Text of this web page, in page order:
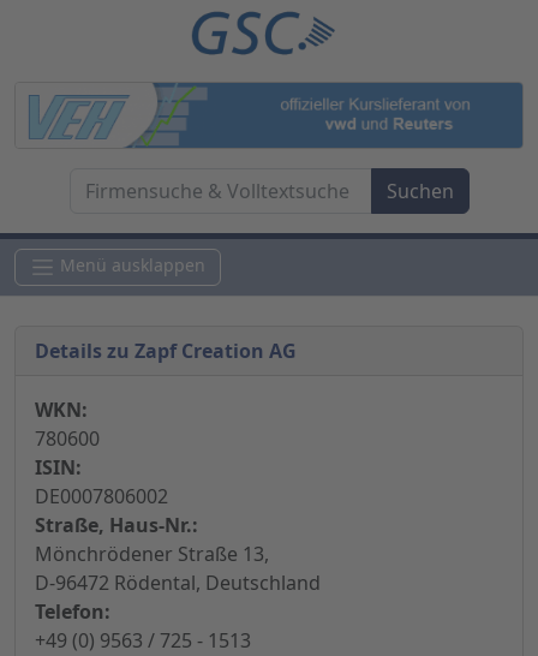
Menü ausklappen
Details zu Zapf Creation AG
WKN:
780600
ISIN:
DE0007806002
Straße, Haus-Nr.:
Mönchrödener Straße 13,
D-96472 Rödental, Deutschland
Telefon:
+49 (0) 9563 / 725 - 1513